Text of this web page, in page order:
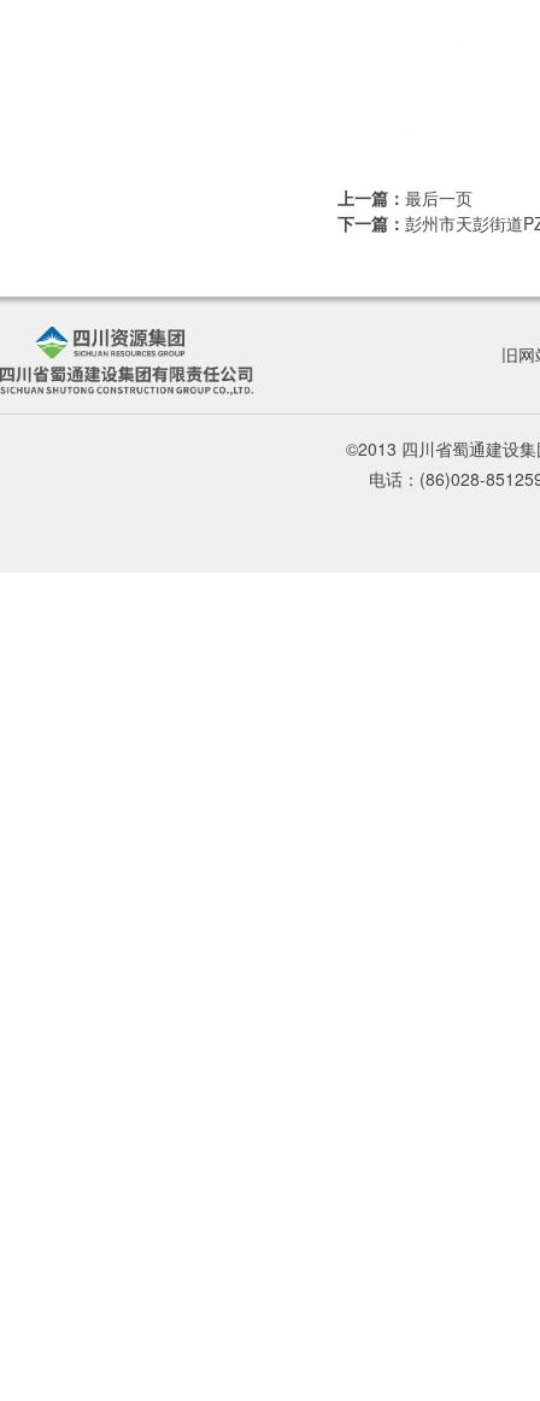
上一篇： 最后一页
下一篇： 彭州市天彭街道
旧
©2013 四川省蜀通建设
电话：(86)028-